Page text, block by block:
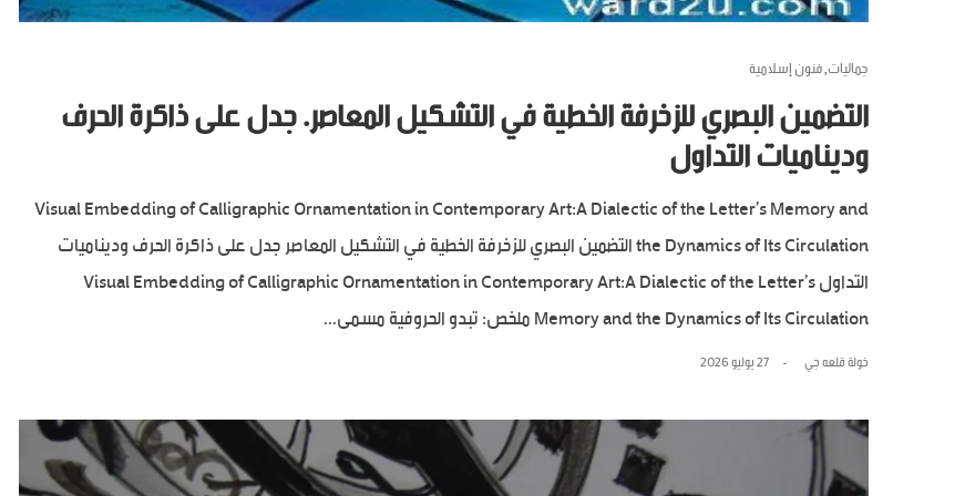
جماليات,فنون إسلامية
التضمين البصري للزخرفة الخطية في التشكيل المعاصر. جدل على ذاكرة الحرف
وديناميات التداول
Visual Embedding of Calligraphic Ornamentation in Contemporary Art:A Dialectic of the Letter’s Memory and
the Dynamics of Its Circulation التضمين البصري للزخرفة الخطية في التشكيل المعاصر جدل على ذاكرة الحرف وديناميات
التداول Visual Embedding of Calligraphic Ornamentation in Contemporary Art:A Dialectic of the Letter’s
Memory and the Dynamics of Its Circulation ملخص: تبدو الحروفية مسمى...
خولة قلعه جي 27 يوليو 2026